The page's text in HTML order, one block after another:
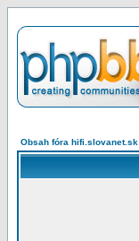
Obsah fóra hifi.slovanet.sk